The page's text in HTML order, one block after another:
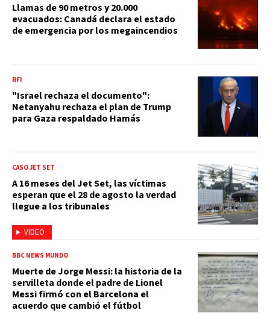
Llamas de 90 metros y 20.000
evacuados: Canadá declara el estado
de emergencia por los megaincendios
RFI
"Israel rechaza el documento":
Netanyahu rechaza el plan de Trump
para Gaza respaldado Hamás
VIDEO
CASO JET SET
A 16 meses del Jet Set, las víctimas
esperan que el 28 de agosto la verdad
llegue a los tribunales
BBC NEWS MUNDO
Muerte de Jorge Messi: la historia de la
servilleta donde el padre de Lionel
Messi firmó con el Barcelona el
acuerdo que cambió el fútbol